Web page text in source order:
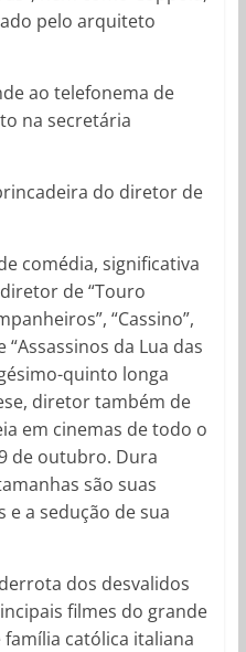
pelo arquiteto
ao telefonema de
na secretária
do diretor de
comédia, significativa
de “Touro
“Cassino”,
“Assassinos da Lua das
quinto longa
diretor também de
em cinemas de todo o
de outubro. Dura
são suas
e a sedução de sua
dos desvalidos
filmes do grande
católica italiana